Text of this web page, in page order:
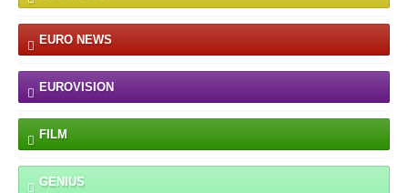
EURO NEWS
EUROVISION
FILM
GENIUS